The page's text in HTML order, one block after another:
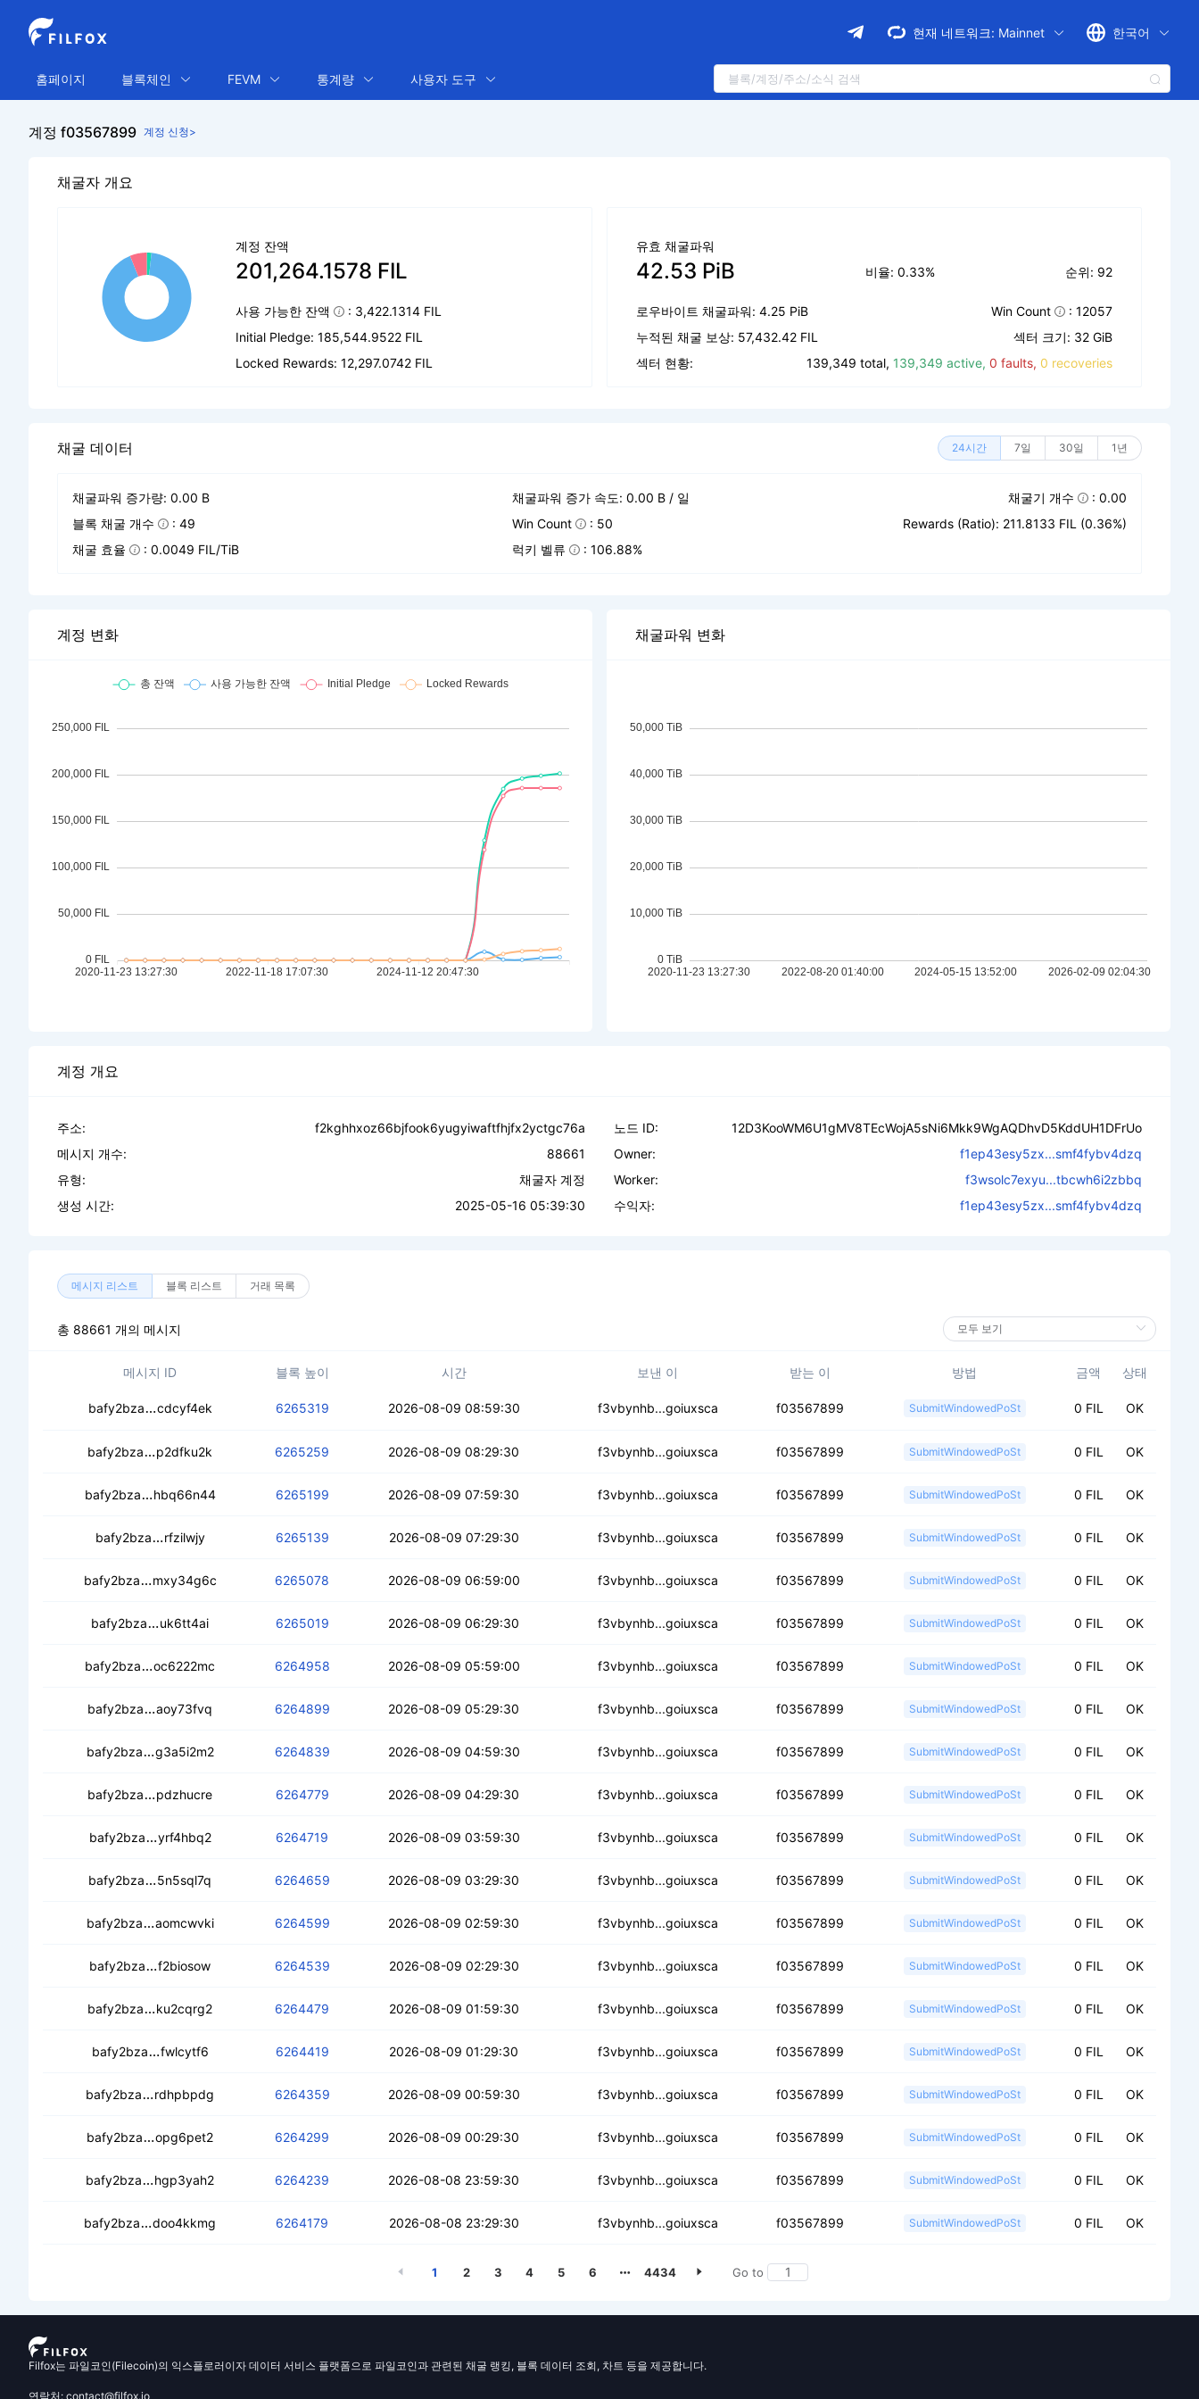
현재 네트워크: Mainnet 한국어
홈페이지 블록체인 FEVM 통계량 사용자 도구
계정 f03567899 계정 신청>
채굴자 개요
계정 잔액
201,264.1578 FIL
사용 가능한 잔액
: 3,422.1314 FIL
Initial Pledge: 185,544.9522 FIL
Locked Rewards: 12,297.0742 FIL
유효 채굴파워
42.53 PiB 비율: 0.33% 순위: 92
로우바이트 채굴파워: 4.25 PiB Win Count
: 12057
누적된 채굴 보상: 57,432.42 FIL
섹터 크기: 32 GiB
섹터 현황:
139,349 total, 139,349 active, 0 faults, 0 recoveries
채굴 데이터 24시간 7일 30일 1년
채굴파워 증가량: 0.00 B 채굴파워 증가 속도: 0.00 B / 일 채굴기 개수
: 0.00
블록 채굴 개수
: 49 Win Count : 50
Rewards (Ratio): 211.8133 FIL (0.36%)
채굴 효율
: 0.0049 FIL/TiB 럭키 벨류 : 106.88%
계정 변화 채굴파워 변화
계정 개요
주소:
f2kghhxoz66bjfook6yugyiwaftfhjfx2yctgc76a
메시지 개수:
88661
유형:
채굴자 계정
생성 시간:
2025-05-16 05:39:30
노드 ID:
12D3KooWM6U1gMV8TEcWojA5sNi6Mkk9WgAQDhvD5KddUH1DFrUo
Owner:
f1ep43esy5zx...smf4fybv4dzq
Worker:
f3wsolc7exyu...tbcwh6i2zbbq
수익자:
f1ep43esy5zx...smf4fybv4dzq
메시지 리스트 블록 리스트 거래 목록
총 88661 개의 메시지
메시지 ID 블록 높이 시간 보낸 이 받는 이 방법 금액 상태
bafy2bza cecxh6zgjqfalwaipa6gndgrhdzt5qrhkbsisg2da5aycb
cdcyf4ek 6265319 2026-08-09 08:59:30 f3vbynhb...goiuxsca f03567899 SubmitWindowedPoSt 0 FIL OK
bafy2bza cebiz4pg76tgh5l6wnmdlmjr5seknstbwthkuugi67bv7e
p2dfku2k 6265259 2026-08-09 08:29:30 f3vbynhb...goiuxsca f03567899 SubmitWindowedPoSt 0 FIL OK
bafy2bza cebuawhockbgpu7xq2m6s4fxku4vtqtparzo7xiqwxttkr
hbq66n44 6265199 2026-08-09 07:59:30 f3vbynhb...goiuxsca f03567899 SubmitWindowedPoSt 0 FIL OK
bafy2bza cedkda42vtuvanejpspy6fdxeb7hhsbbby6ifvzv6vdkml
rfzilwjy 6265139 2026-08-09 07:29:30 f3vbynhb...goiuxsca f03567899 SubmitWindowedPoSt 0 FIL OK
bafy2bza cedzwwtfvl27w7cziu5j3vdaavbaa2hkrtgurrphmz6u44
mxy34g6c 6265078 2026-08-09 06:59:00 f3vbynhb...goiuxsca f03567899 SubmitWindowedPoSt 0 FIL OK
bafy2bza cecjrfrjdntbmsg3ugxhckvoazcozmwtfokipn5ja7h7lh
uk6tt4ai 6265019 2026-08-09 06:29:30 f3vbynhb...goiuxsca f03567899 SubmitWindowedPoSt 0 FIL OK
bafy2bza ceb5qv5y7ggnj2igvk5c7hgo6pqqswjwh4uqmirasl4jme
oc6222mc 6264958 2026-08-09 05:59:00 f3vbynhb...goiuxsca f03567899 SubmitWindowedPoSt 0 FIL OK
bafy2bza cecw2vqdnqgntpz3x4vlmqclerk3fyuq6sljzxtmteg3xy
aoy73fvq 6264899 2026-08-09 05:29:30 f3vbynhb...goiuxsca f03567899 SubmitWindowedPoSt 0 FIL OK
bafy2bza cea4gweqmyr5fr3rufpe3hsjtazwkylyzbbrvy2i75444n
g3a5i2m2 6264839 2026-08-09 04:59:30 f3vbynhb...goiuxsca f03567899 SubmitWindowedPoSt 0 FIL OK
bafy2bza ceddywem6vha6kpqnvewl2s3sp7lp77q5hrgtee35gziyq
pdzhucre 6264779 2026-08-09 04:29:30 f3vbynhb...goiuxsca f03567899 SubmitWindowedPoSt 0 FIL OK
bafy2bza cecsh342gnam5ev7mruvzvzw663pykrdy3zln2yiu4vtdt
yrf4hbq2 6264719 2026-08-09 03:59:30 f3vbynhb...goiuxsca f03567899 SubmitWindowedPoSt 0 FIL OK
bafy2bza ceac7gny6o2rh5g5ticemou2qiiihlog4w4rqceufg62j5
5n5sql7q 6264659 2026-08-09 03:29:30 f3vbynhb...goiuxsca f03567899 SubmitWindowedPoSt 0 FIL OK
bafy2bza cebe6iz7klu37aua5yyqrwc4dpritgaovdvl5gsr6744xz
aomcwvki 6264599 2026-08-09 02:59:30 f3vbynhb...goiuxsca f03567899 SubmitWindowedPoSt 0 FIL OK
bafy2bza ceb5uul6v47i3p6nq76xipww4xewl73wksjvwatudm7bwr
f2biosow 6264539 2026-08-09 02:29:30 f3vbynhb...goiuxsca f03567899 SubmitWindowedPoSt 0 FIL OK
bafy2bza ceacrgih62pbvo7sbzyeavh3xeyo7noqtadkbamwu2zerm
ku2cqrg2 6264479 2026-08-09 01:59:30 f3vbynhb...goiuxsca f03567899 SubmitWindowedPoSt 0 FIL OK
bafy2bza cea2kbtayez3ovtg4gaga7jwp2s3zmzd4e5n2fmuiqn4lc
fwlcytf6 6264419 2026-08-09 01:29:30 f3vbynhb...goiuxsca f03567899 SubmitWindowedPoSt 0 FIL OK
bafy2bza ceapqlauhdzubhsml4ep2lhh4woeif5e2rt4hedrfgmohs
rdhpbpdg 6264359 2026-08-09 00:59:30 f3vbynhb...goiuxsca f03567899 SubmitWindowedPoSt 0 FIL OK
bafy2bza cedbbqgi2gsikftsnaosdaev4f5wx53uvojier2k2saux4
opg6pet2 6264299 2026-08-09 00:29:30 f3vbynhb...goiuxsca f03567899 SubmitWindowedPoSt 0 FIL OK
bafy2bza cedg6pkvvs3i3j2ssus6byr3i5vscdt7jxdlbiosvy3ezu
hgp3yah2 6264239 2026-08-08 23:59:30 f3vbynhb...goiuxsca f03567899 SubmitWindowedPoSt 0 FIL OK
bafy2bza cealz4nf6cinzwyvqqtjydsjlacsilrbp5icmpsaodwff6
doo4kkmg 6264179 2026-08-08 23:29:30 f3vbynhb...goiuxsca f03567899 SubmitWindowedPoSt 0 FIL OK
1 2 3 4 5 6 4434 Go to
Filfox는 파일코인(Filecoin)의 익스플로러이자 데이터 서비스 플랫폼으로 파일코인과 관련된 채굴 랭킹, 블록 데이터 조회, 차트 등을 제공합니다.
연락처: contact@filfox.io